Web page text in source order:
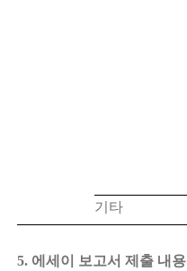
기타
5. 에세이 보고서 제출 내용